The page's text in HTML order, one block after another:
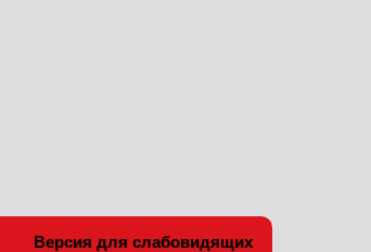
Версия для слабовидящих